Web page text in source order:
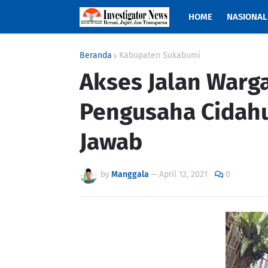
HOME NASIONAL
Beranda Kabupaten Sukabumi
Akses Jalan
Pengusaha
Jawab
byManggala —April 12, 2021 0